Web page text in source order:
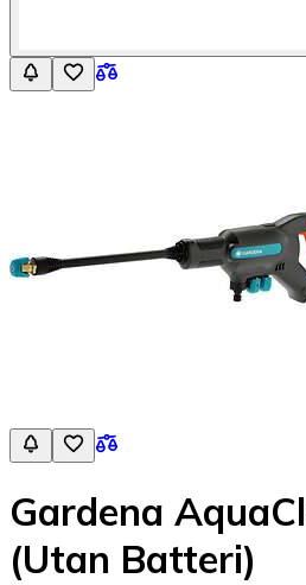
Gardena
(Utan Batteri)